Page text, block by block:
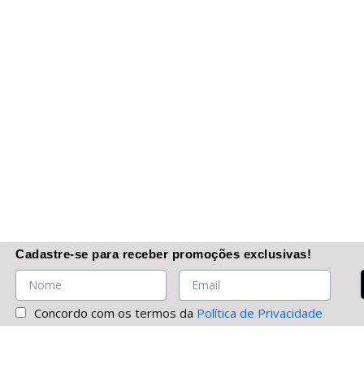
Cadastre-se para receber promoções exclusivas!
Concordo com os termos da Política de Privacidade